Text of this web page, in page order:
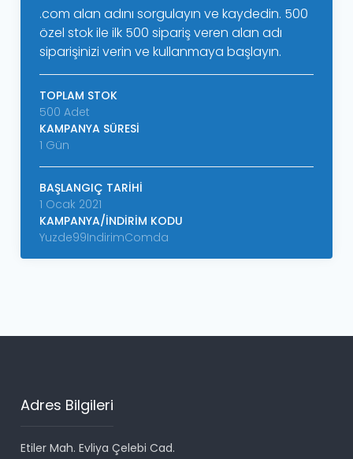
.com alan adını sorgulayın ve kaydedin. 500
özel stok ile ilk 500 sipariş veren alan adı
siparişinizi verin ve kullanmaya başlayın.
TOPLAM STOK
500 Adet
KAMPANYA SÜRESI
1 Gün
BAŞLANGIÇ TARIHI
1 Ocak 2021
KAMPANYA/İNDIRIM KODU
Yuzde99IndirimComda
Adres Bilgileri
Etiler Mah. Evliya Çelebi Cad.